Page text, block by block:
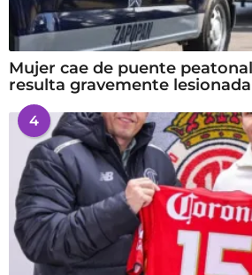
Mujer cae de puente
resulta gravemente lesionada
4